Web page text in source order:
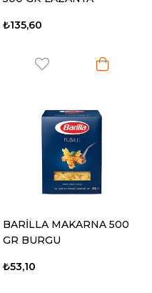
₺135,60
BARİLLA MAKARNA 500
GR BURGU
₺53,10